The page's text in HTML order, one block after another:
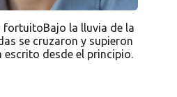
fortuitoBajo la lluvia de la
se cruzaron y supieron
escrito desde el principio.